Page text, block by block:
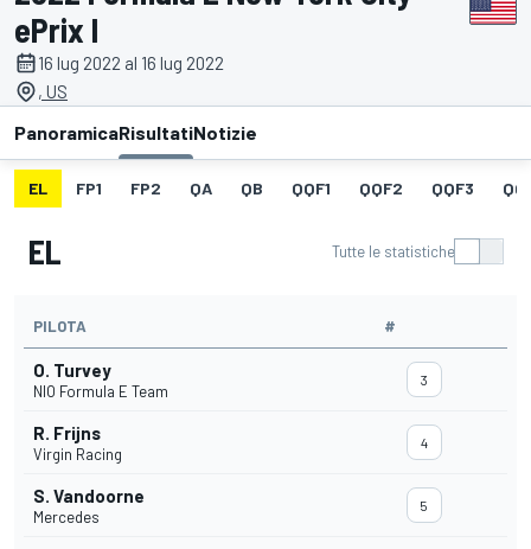
ePrix I
16 lug 2022 al 16 lug 2022
, US
PanoramicaRisultatiNotizie
EL FP1 FP2 QA QB QQF1 QQF2 QQF3
EL Tutte le statistiche
PILOTA #
O. Turvey
NIO Formula E Team
3
R. Frijns
Virgin Racing
4
S. Vandoorne
Mercedes
5